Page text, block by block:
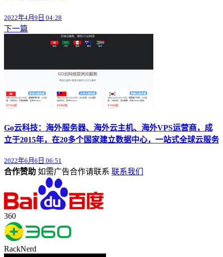
2022年4月9日 04:28
下一篇
Go云科技：海外服务器、海外云主机、海外VPS运营商，成
立于2015年，在20多个国家建立数据中心，一站式全球云服务
2022年6月6日 06:51
合作赞助 如需广告合作请联系 联系我们
360
RackNerd